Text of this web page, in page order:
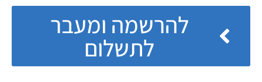
להרשמה ומעבר
לתשלום